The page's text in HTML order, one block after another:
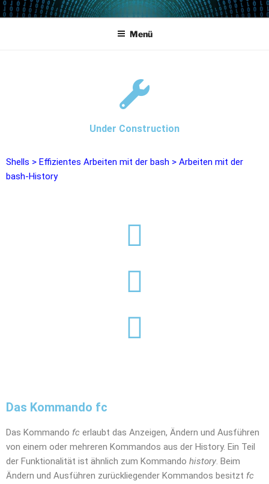
POWERCAMPUS 01
Home of the LPAR-Tool
Menü
Under Construction
Shells > Effizientes Arbeiten mit der bash > Arbeiten mit der
bash-History
Das Kommando fc
Das Kommando fc erlaubt das Anzeigen, Ändern und Ausführen
von einem oder mehreren Kommandos aus der History. Ein Teil
der Funktionalität ist ähnlich zum Kommando history. Beim
Ändern und Ausführen zurückliegender Kommandos besitzt fc